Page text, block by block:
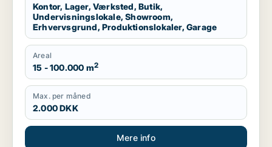
Kontor, Lager, Værksted, Butik,
Undervisningslokale, Showroom,
Erhvervsgrund, Produktionslokaler, Garage
Areal
15 - 100.000 m2
Max. per måned
2.000 DKK
Mere info